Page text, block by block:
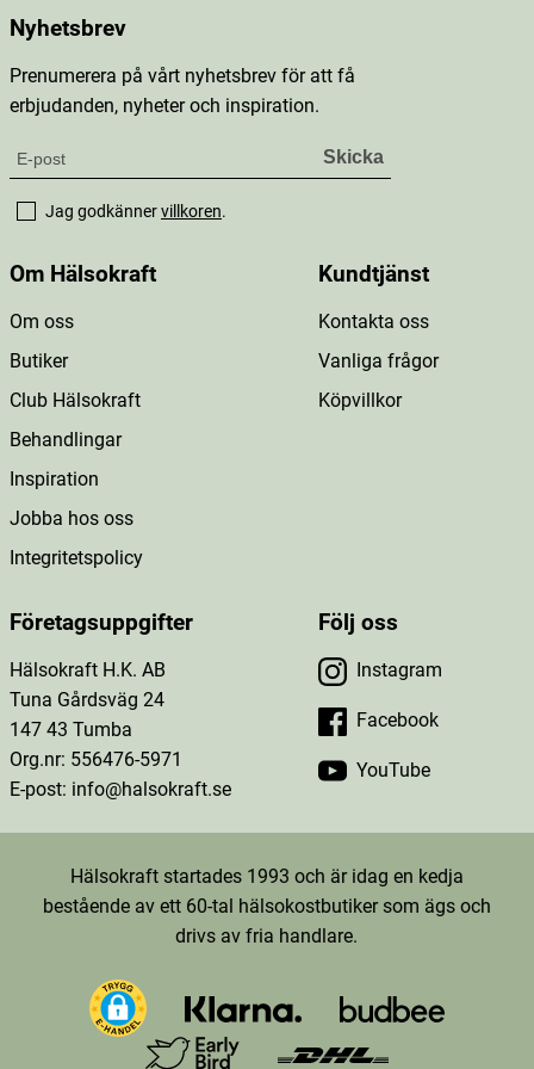
Nyhetsbrev
Prenumerera på vårt nyhetsbrev för att få
erbjudanden, nyheter och inspiration.
Jag godkännervillkoren.
Om Hälsokraft
Om oss
Butiker
Club Hälsokraft
Behandlingar
Inspiration
Jobba hos oss
Integritetspolicy
Kundtjänst
Kontakta oss
Vanliga frågor
Köpvillkor
Företagsuppgifter
Hälsokraft H.K. AB
Tuna Gårdsväg 24
147 43 Tumba
Org.nr: 556476-5971
E-post: info@halsokraft.se
Följ oss
Instagram
Facebook
YouTube
Hälsokraft startades 1993 och är idag en kedja
bestående av ett 60-tal hälsokostbutiker som ägs och
drivs av fria handlare.